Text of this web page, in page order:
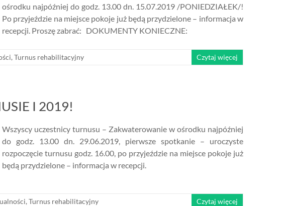
ośrodku najpóźniej do godz. 13.00 dn. 15.07.2019 /PONIEDZIAŁEK/!
Po przyjeździe na miejsce pokoje już będą przydzielone – informacja w
recepcji. Proszę zabrać: DOKUMENTY KONIECZNE:
, Turnus rehabilitacyjny Czytaj więcej
I 2019!
Wszyscy uczestnicy turnusu – Zakwaterowanie w ośrodku najpóźniej
do godz. 13.00 dn. 29.06.2019, pierwsze spotkanie – uroczyste
rozpoczęcie turnusu godz. 16.00, po przyjeździe na miejsce pokoje już
będą przydzielone – informacja w recepcji.
, Turnus rehabilitacyjny Czytaj więcej